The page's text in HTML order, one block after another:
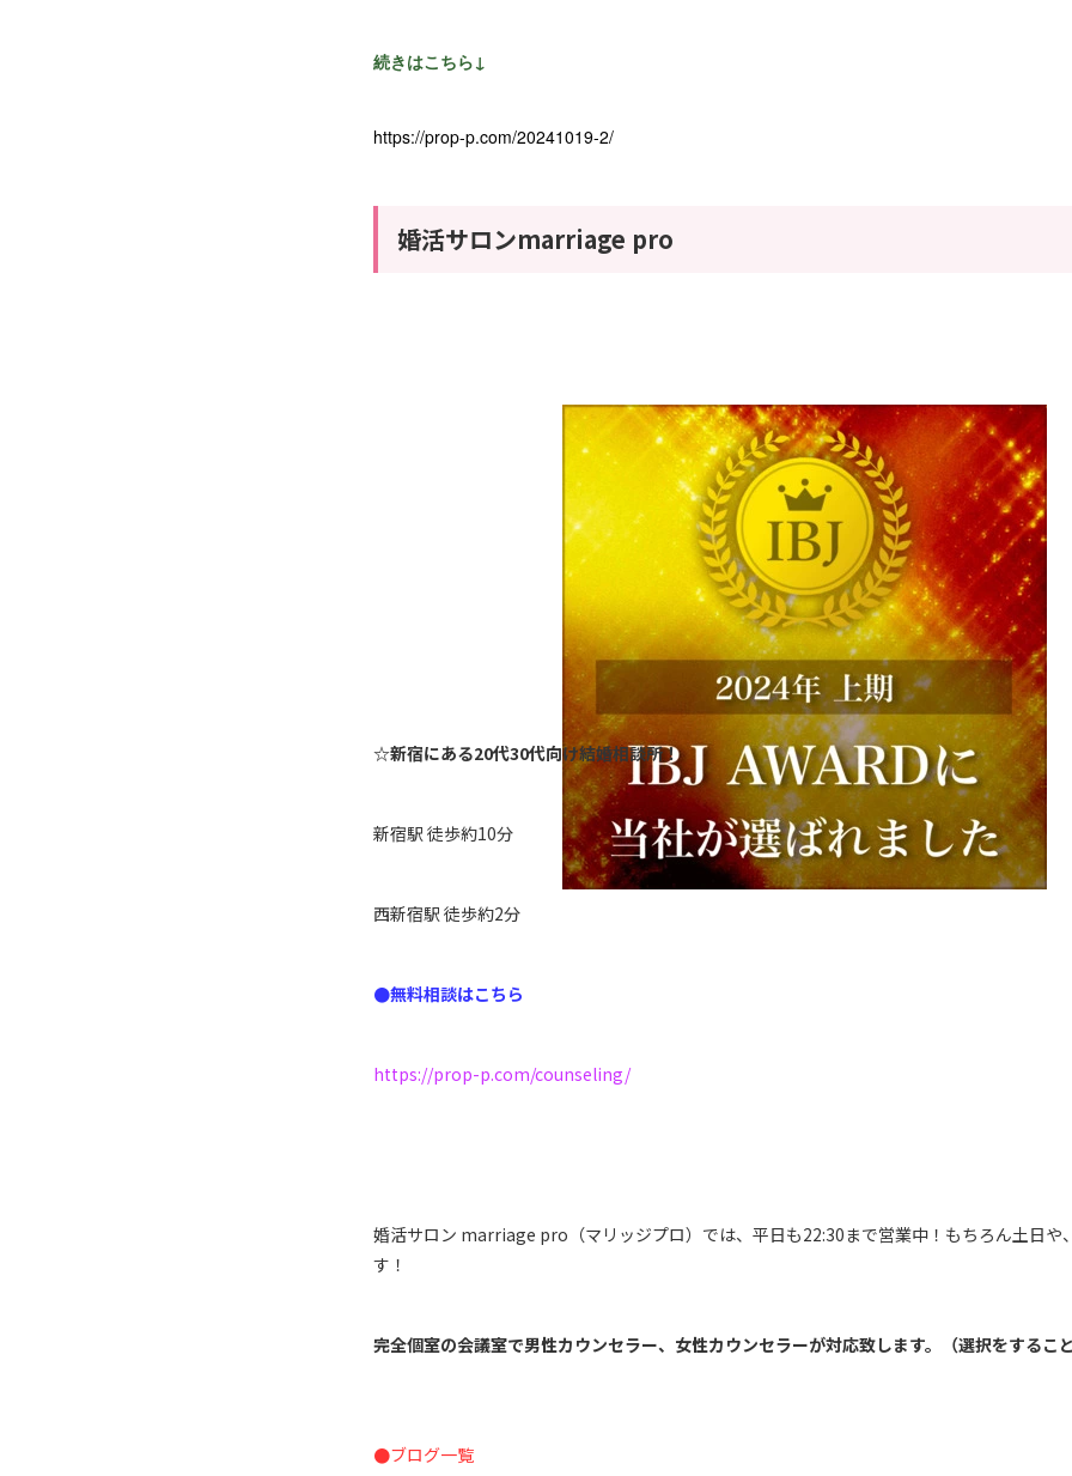
続きはこちら↓
https://prop-p.com/20241019-2/
婚活サロンmarriage pro
☆新宿にある20代30代向け結婚相談所！
新宿駅 徒歩約10分
西新宿駅 徒歩約2分
●無料相談はこちら
https://prop-p.com/counseling/
婚活サロン marriage pro（マリッジプロ）では、平日も22:30まで営業中！もちろん土日や
す！
完全個室の会議室で男性カウンセラー、女性カウンセラーが対応致します。（選択をするこ
●ブログ一覧